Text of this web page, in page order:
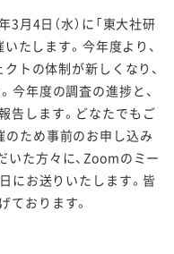
月4日（水）に「東大社研
たします。今年度より、
トの体制が新しくなり、
今年度の調査の進捗と、
告します。どなたでもご
のため事前のお申し込み
いた方々に、Zoomのミー
にお送りいたします。皆
ております。